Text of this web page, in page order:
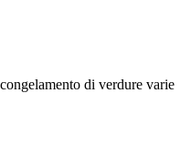
di verdure varie